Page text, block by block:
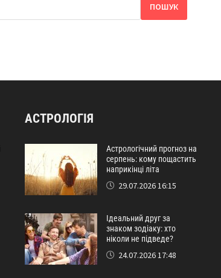
ПОШУК
АСТРОЛОГІЯ
Астрологічний прогноз на
серпень: кому пощастить
наприкінці літа
29.07.2026 16:15
Ідеальний друг за
знаком зодіаку: хто
ніколи не підведе?
24.07.2026 17:48